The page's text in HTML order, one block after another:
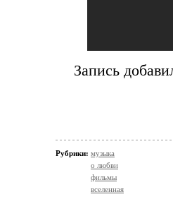
Запись
Рубрики: музыка
о любви
фильмы
вселенная